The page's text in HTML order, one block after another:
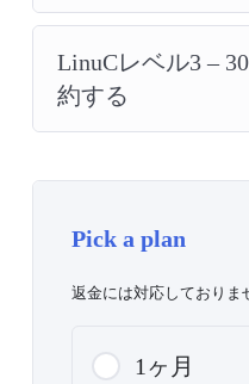
LinuCレベル3 –
約する
Pick a plan
返金には対応しておりま
1ヶ月